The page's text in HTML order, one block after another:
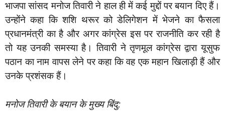
भाजपा सांसद मनोज तिवारी ने हाल ही में कई मुद्दों पर बयान दिए हैं।
उन्होंने कहा कि शशि थरूर को डेलिगेशन में भेजने का फैसला
प्रधानमंत्री का है और अगर कांग्रेस इस पर राजनीति कर रही है
तो यह उनकी समस्या है। तिवारी ने तृणमूल कांग्रेस द्वारा यूसुफ
पठान का नाम वापस लेने पर कहा कि वह एक महान खिलाड़ी हैं और
उनके प्रशंसक हैं।
मनोज तिवारी के बयान के मुख्य बिंदु: